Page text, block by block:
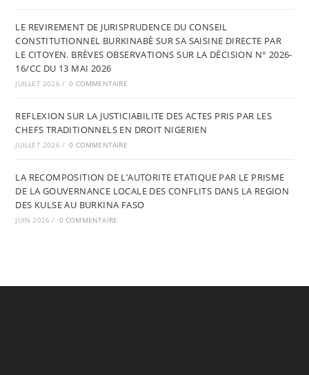
LE REVIREMENT DE JURISPRUDENCE DU CONSEIL
CONSTITUTIONNEL BURKINABÈ SUR SA SAISINE DIRECTE PAR
LE CITOYEN. BRÈVES OBSERVATIONS SUR LA DÉCISION N° 2026-
16/CC DU 13 MAI 2026
JUILLET 2026 / 0 COMMENTAIRE
REFLEXION SUR LA JUSTICIABILITE DES ACTES PRIS PAR LES
CHEFS TRADITIONNELS EN DROIT NIGERIEN
JUILLET 2026 / 0 COMMENTAIRE
LA RECOMPOSITION DE L’AUTORITE ETATIQUE PAR LE PRISME
DE LA GOUVERNANCE LOCALE DES CONFLITS DANS LA REGION
DES KULSE AU BURKINA FASO
JUIN 2026 / 0 COMMENTAIRE